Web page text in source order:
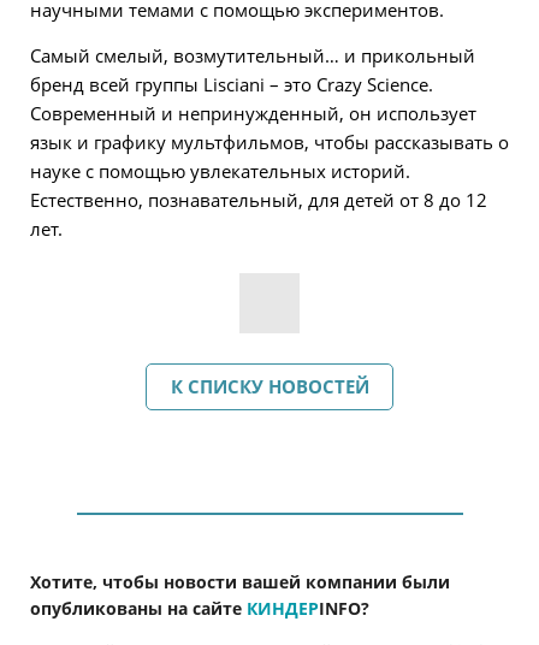
научными темами с помощью экспериментов.
Самый смелый, возмутительный… и прикольный
бренд всей группы Lisciani – это Crazy Science.
Современный и непринужденный, он использует
язык и графику мультфильмов, чтобы рассказывать о
науке с помощью увлекательных историй.
Естественно, познавательный, для детей от 8 до 12
лет.
К СПИСКУ НОВОСТЕЙ
Хотите, чтобы новости вашей компании были
опубликованы на сайте КИНДЕРINFO?